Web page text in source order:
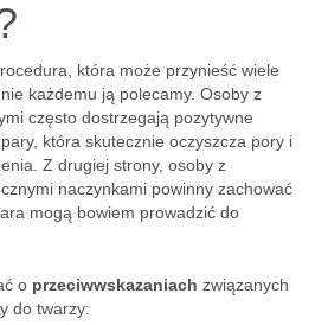
która może przynieść wiele
każdemu ją polecamy. Osoby z
często dostrzegają pozytywne
która skutecznie oczyszcza pory i
Z drugiej strony, osoby z
naczynkami powinny zachować
mogą bowiem prowadzić do
o przeciwwskazaniach związanych
do twarzy: